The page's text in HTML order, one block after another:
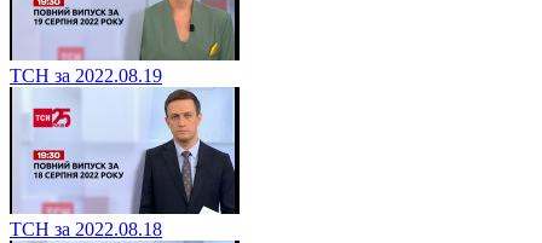
ТСН за 2022.08.19
ТСН за 2022.08.18